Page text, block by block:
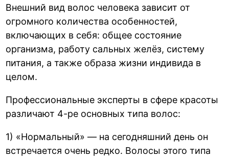
Внешний вид волос человека зависит от
огромного количества особенностей,
включающих в себя: общее состояние
организма, работу сальных желёз, систему
питания, а также образа жизни индивида в
целом.
Профессиональные эксперты в сфере красоты
различают 4-ре основных типа волос:
1) «Нормальный» — на сегодняшний день он
встречается очень редко. Волосы этого типа